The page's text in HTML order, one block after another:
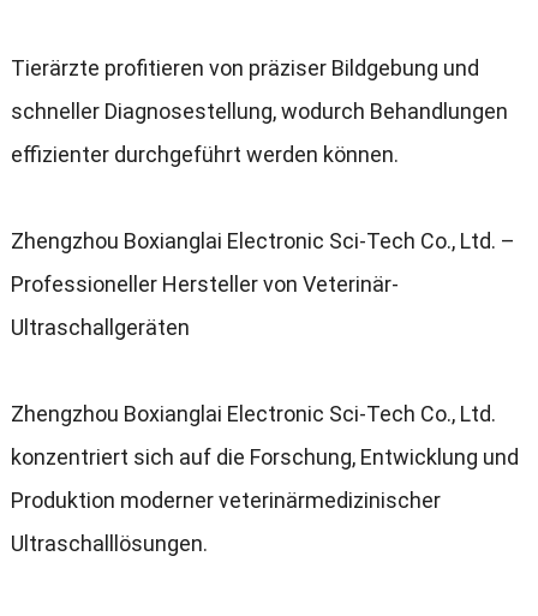
Tierärzte profitieren von präziser Bildgebung und
schneller Diagnosestellung, wodurch Behandlungen
effizienter durchgeführt werden können.
Zhengzhou Boxianglai Electronic Sci-Tech Co., Ltd. –
Professioneller Hersteller von Veterinär-
Ultraschallgeräten
Zhengzhou Boxianglai Electronic Sci-Tech Co., Ltd.
konzentriert sich auf die Forschung, Entwicklung und
Produktion moderner veterinärmedizinischer
Ultraschalllösungen.